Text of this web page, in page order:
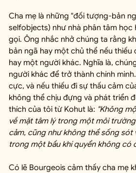
Cha mẹ là những "đối tượng-bản
selfobjects) như nhà phân tâm học
gọi. Ông nhắc nhở chúng ta rằng
bản ngã hay một chủ thể nếu
hay một người khác. Nghĩa là,
người khác để trở thành chính
cực, và nếu thiếu đi sự thấu cảm
không thể chịu đựng và phát triển
thích của tôi từ Kohut là: "Không
về mặt tâm lý trong một môi
cảm, cũng như không thể sống sót
trong một bầu khí quyển không có
Có lẽ Bourgeois cảm thấy cha mẹ